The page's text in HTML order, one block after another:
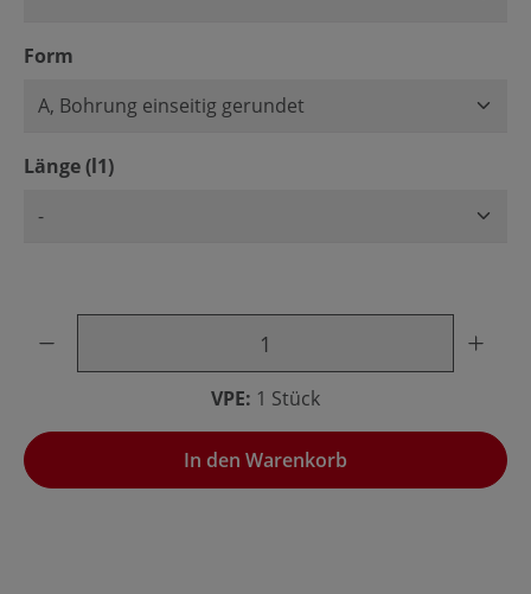
Form
Länge (l1)auswählen
VPE: 1 Stück
In den Warenkorb